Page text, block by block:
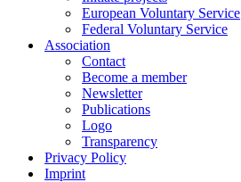
European Voluntary Service
Federal Voluntary Service
Association
Contact
Become a member
Newsletter
Publications
Logo
Transparency
Privacy Policy
Imprint